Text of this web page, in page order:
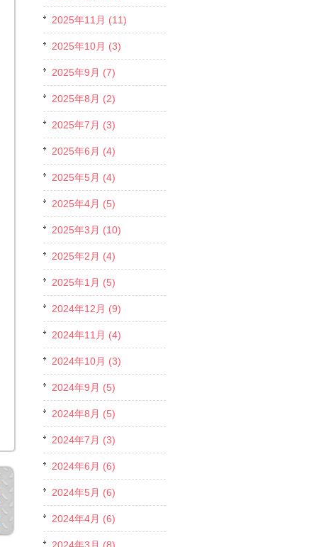
2025年11月 (11)
2025年10月 (3)
2025年9月 (7)
2025年8月 (2)
2025年7月 (3)
2025年6月 (4)
2025年5月 (4)
2025年4月 (5)
2025年3月 (10)
2025年2月 (4)
2025年1月 (5)
2024年12月 (9)
2024年11月 (4)
2024年10月 (3)
2024年9月 (5)
2024年8月 (5)
2024年7月 (3)
2024年6月 (6)
2024年5月 (6)
2024年4月 (6)